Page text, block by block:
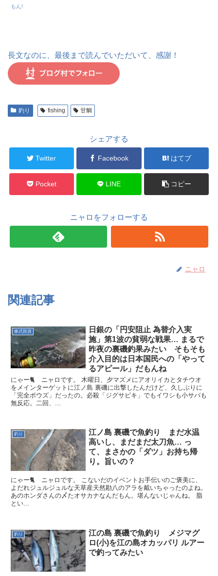
もん!
長文なのに、最後まで読んでいただいて、感謝！
釣り fishing 甘鯛
シェアする
Twitter Facebook はてブ
Pocket LINE コピー
ニャロをフォローする
ニャロ
関連記事
株式投資
日銀の「円安阻止 為替介入実
施」第1波の貧弱な戦果… まるで
昨夜の裏磯釣果みたい そもそも
介入目的は日本国民への「やって
るアピール」だもんね
にゃー🐈️ ニャロです。 木曜日、夕マズメにアオリイカとタチウオ
をメインターゲットに江ノ島 裏磯に出撃したんだけど、久しぶりに
「完全ボウズ」だったの。必殺「ジグサビキ」でもイワシも小サバも
無反応。二回、...
釣り
江ノ島 裏磯で魚釣り まだ水温
高いし、まだまだ太刀魚… っ
て、まさかの「ダツ」お持ち帰
り。旨いの？
にゃー🐈 ニャロです。 こないだのイベントお手伝いのご褒美に、
よだれジュルジュルな天草産天然勘八のアラを戴いちゃったのよね。
あのホンダさんの〆たオサカナなんだもん。堪んないじゃんね。 脂
とい...
釣り
江の島 裏磯で魚釣り メジマグ
ロ(小)を江の島オカッパリ ルアー
で釣ってみたい